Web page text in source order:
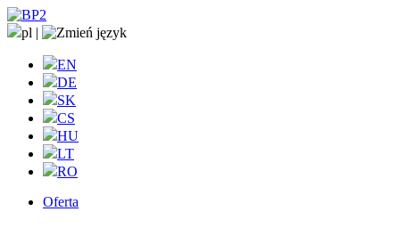
pl |
EN
DE
SK
CS
HU
LT
RO
Oferta